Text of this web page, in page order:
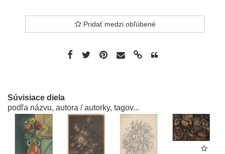
Pridať medzi obľúbené
Súvisiace diela
podľa názvu, autora / autorky, tagov...